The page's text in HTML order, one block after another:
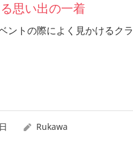
思い出の一着
ントの際によく見かけるクラ
Rukawa